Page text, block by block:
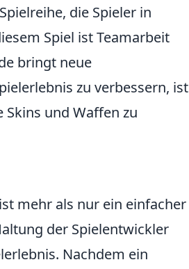
die Spieler in
Spiel ist Teamarbeit
bringt neue
zu verbessern, ist
Skins und Waffen zu
mehr als nur ein einfacher
der Spielentwickler
Nachdem ein